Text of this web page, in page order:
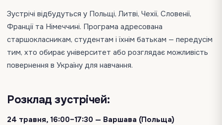
Зустрічі відбудуться у Польщі, Литві, Чехії, Словенії,
Франції та Німеччині. Програма адресована
старшокласникам, студентам і їхнім батькам — передусім
тим, хто обирає університет або розглядає можливість
повернення в Україну для навчання.
Розклад зустрічей:
24 травня, 16:00–17:30 — Варшава (Польща)